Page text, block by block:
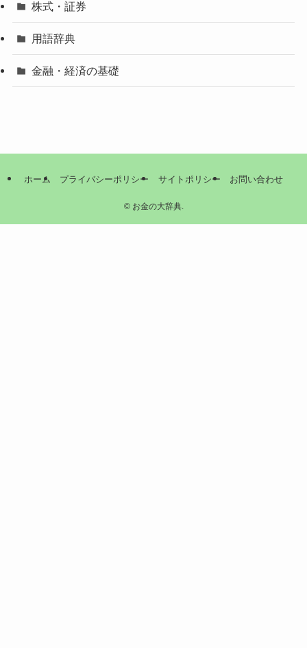
株式・証券
用語辞典
金融・経済の基礎
ホーム プライバシーポリシー サイトポリシー お問い合わせ
©お金の大辞典.